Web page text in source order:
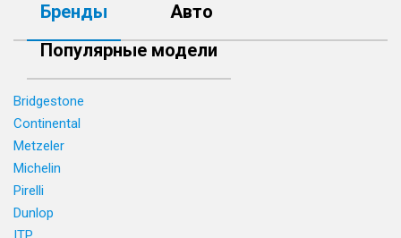
Бренды
Авто
Популярные модели
Bridgestone
Continental
Metzeler
Michelin
Pirelli
Dunlop